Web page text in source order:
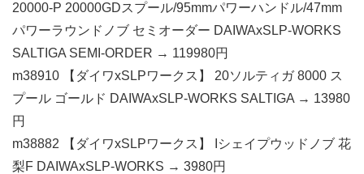
20000-P 20000GDスプール/95mmパワーハンドル/47mm
パワーラウンドノブ セミオーダー DAIWAxSLP-WORKS
SALTIGA SEMI-ORDER → 119980円
m38910 【ダイワxSLPワークス】 20ソルティガ 8000 ス
プール ゴールド DAIWAxSLP-WORKS SALTIGA → 13980
円
m38882 【ダイワxSLPワークス】 Iシェイプウッドノブ 花
梨F DAIWAxSLP-WORKS → 3980円